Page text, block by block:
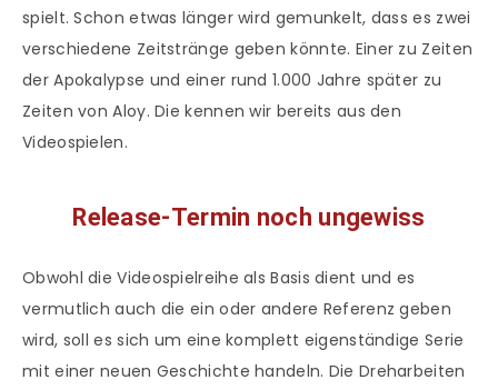
spielt. Schon etwas länger wird gemunkelt, dass es zwei
verschiedene Zeitstränge geben könnte. Einer zu Zeiten
der Apokalypse und einer rund 1.000 Jahre später zu
Zeiten von Aloy. Die kennen wir bereits aus den
Videospielen.
Release-Termin noch ungewiss
Obwohl die Videospielreihe als Basis dient und es
vermutlich auch die ein oder andere Referenz geben
wird, soll es sich um eine komplett eigenständige Serie
mit einer neuen Geschichte handeln. Die Dreharbeiten